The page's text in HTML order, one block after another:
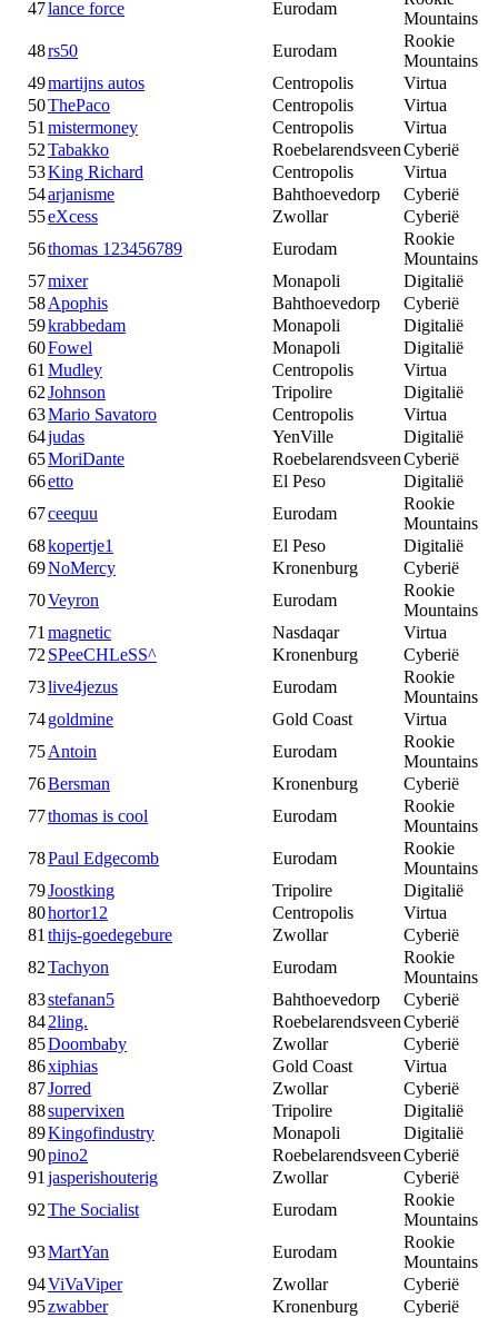
47lance force Eurodam
Mountains
48rs50 Eurodam
Rookie
Mountains
49martijns autos Centropolis
Virtua
50ThePaco Centropolis
Virtua
51mistermoney Centropolis
Virtua
52Tabakko RoebelarendsveenCyberië
53King Richard Centropolis
Virtua
54arjanisme Bahthoevedorp
Cyberië
55eXcess Zwollar
Cyberië
56thomas 123456789 Eurodam
Rookie
Mountains
57mixer Monapoli
Digitalië
58Apophis Bahthoevedorp
Cyberië
59krabbedam Monapoli
Digitalië
60Fowel Monapoli
Digitalië
61Mudley Centropolis
Virtua
62Johnson Tripolire
Digitalië
63Mario Savatoro Centropolis
Virtua
64judas YenVille
Digitalië
65MoriDante RoebelarendsveenCyberië
66etto El Peso
Digitalië
67ceequu Eurodam
Rookie
Mountains
68kopertje1 El Peso
Digitalië
69NoMercy Kronenburg
Cyberië
70Veyron Eurodam
Rookie
Mountains
71magnetic Nasdaqar
Virtua
72SPeeCHLeSS^ Kronenburg
Cyberië
73live4jezus Eurodam
Rookie
Mountains
74goldmine Gold Coast
Virtua
75Antoin Eurodam
Rookie
Mountains
76Bersman Kronenburg
Cyberië
77thomas is cool Eurodam
Rookie
Mountains
78Paul Edgecomb Eurodam
Rookie
Mountains
79Joostking Tripolire
Digitalië
80hortor12 Centropolis
Virtua
81thijs-goedegebure Zwollar
Cyberië
82Tachyon Eurodam
Rookie
Mountains
83stefanan5 Bahthoevedorp
Cyberië
842ling. RoebelarendsveenCyberië
85Doombaby Zwollar
Cyberië
86xiphias Gold Coast
Virtua
87Jorred Zwollar
Cyberië
88supervixen Tripolire
Digitalië
89Kingofindustry Monapoli
Digitalië
90pino2 RoebelarendsveenCyberië
91jasperishouterig Zwollar
Cyberië
92The Socialist Eurodam
Rookie
Mountains
93MartYan Eurodam
Rookie
Mountains
94ViVaViper Zwollar
Cyberië
95zwabber Kronenburg
Cyberië